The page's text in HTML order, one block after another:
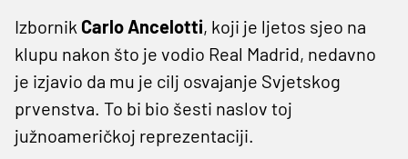
Izbornik Carlo Ancelotti, koji je ljetos sjeo na
klupu nakon što je vodio Real Madrid, nedavno
je izjavio da mu je cilj osvajanje Svjetskog
prvenstva. To bi bio šesti naslov toj
južnoameričkoj reprezentaciji.